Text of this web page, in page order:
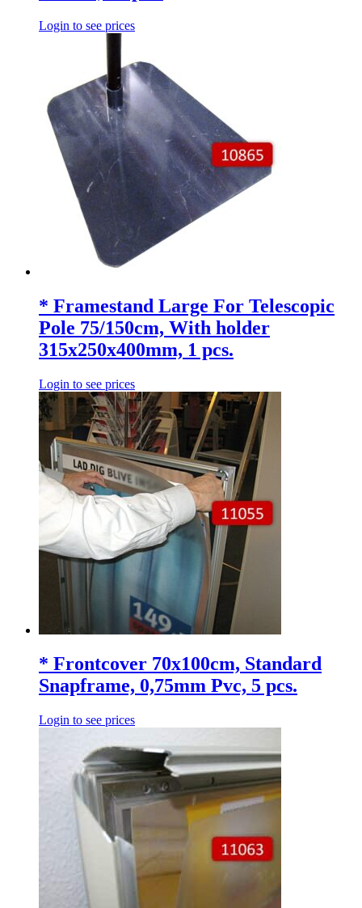
Login to see prices
* Framestand Large For Telescopic
Pole 75/150cm, With holder
315x250x400mm, 1 pcs.
Login to see prices
* Frontcover 70x100cm, Standard
Snapframe, 0,75mm Pvc, 5 pcs.
Login to see prices